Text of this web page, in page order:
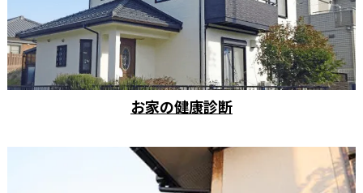
お家の健康診断